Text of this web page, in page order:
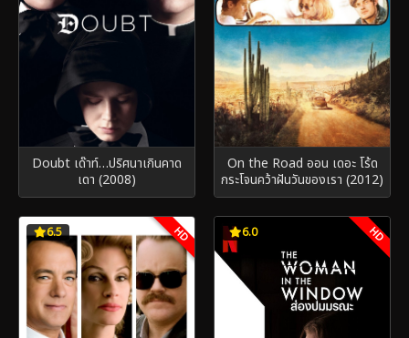
Doubt เด๊าท์…ปริศนาเกินคาด
เดา (2008)
On the Road ออน เดอะ โร้ด
กระโจนคว้าฝันวันของเรา (2012)
6.5 HD 6.0 HD